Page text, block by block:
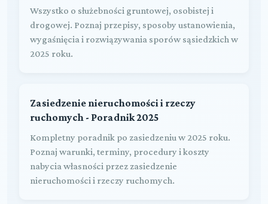
Wszystko o służebności gruntowej, osobistej i
drogowej. Poznaj przepisy, sposoby ustanowienia,
wygaśnięcia i rozwiązywania sporów sąsiedzkich w
2025 roku.
Zasiedzenie nieruchomości i rzeczy
ruchomych - Poradnik 2025
Kompletny poradnik po zasiedzeniu w 2025 roku.
Poznaj warunki, terminy, procedury i koszty
nabycia własności przez zasiedzenie
nieruchomości i rzeczy ruchomych.